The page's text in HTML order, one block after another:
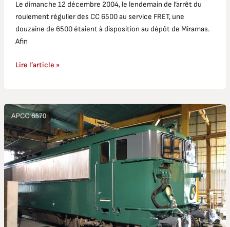
Le dimanche 12 décembre 2004, le lendemain de l’arrêt du
roulement régulier des CC 6500 au service FRET, une
douzaine de 6500 étaient à disposition au dépôt de Miramas.
Afin
Lire l’article »
BB
25660
:
travaux
de
peinture
et
marquages
pour
remise